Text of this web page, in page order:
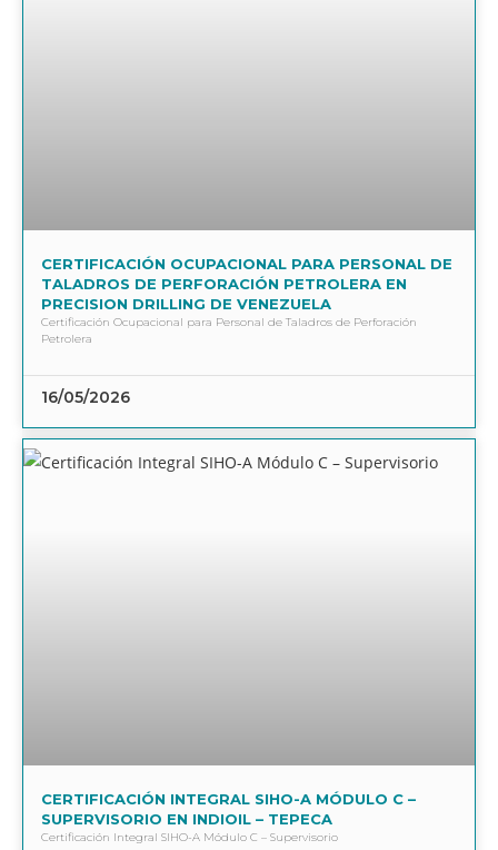
CERTIFICACIÓN OCUPACIONAL PARA PERSONAL DE
TALADROS DE PERFORACIÓN PETROLERA EN
PRECISION DRILLING DE VENEZUELA
Certificación Ocupacional para Personal de Taladros de Perforación
Petrolera
16/05/2026
CERTIFICACIÓN INTEGRAL SIHO-A MÓDULO C –
SUPERVISORIO EN INDIOIL – TEPECA
Certificación Integral SIHO-A Módulo C – Supervisorio